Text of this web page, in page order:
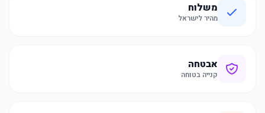
משלוח
מהיר לישראל
אבטחה
קנייה בטוחה